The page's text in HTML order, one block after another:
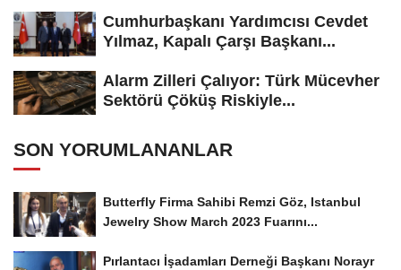
Cumhurbaşkanı Yardımcısı Cevdet
Yılmaz, Kapalı Çarşı Başkanı...
Alarm Zilleri Çalıyor: Türk Mücevher
Sektörü Çöküş Riskiyle...
SON YORUMLANANLAR
Butterfly Firma Sahibi Remzi Göz, Istanbul
Jewelry Show March 2023 Fuarını...
Pırlantacı İşadamları Derneği Başkanı Norayr